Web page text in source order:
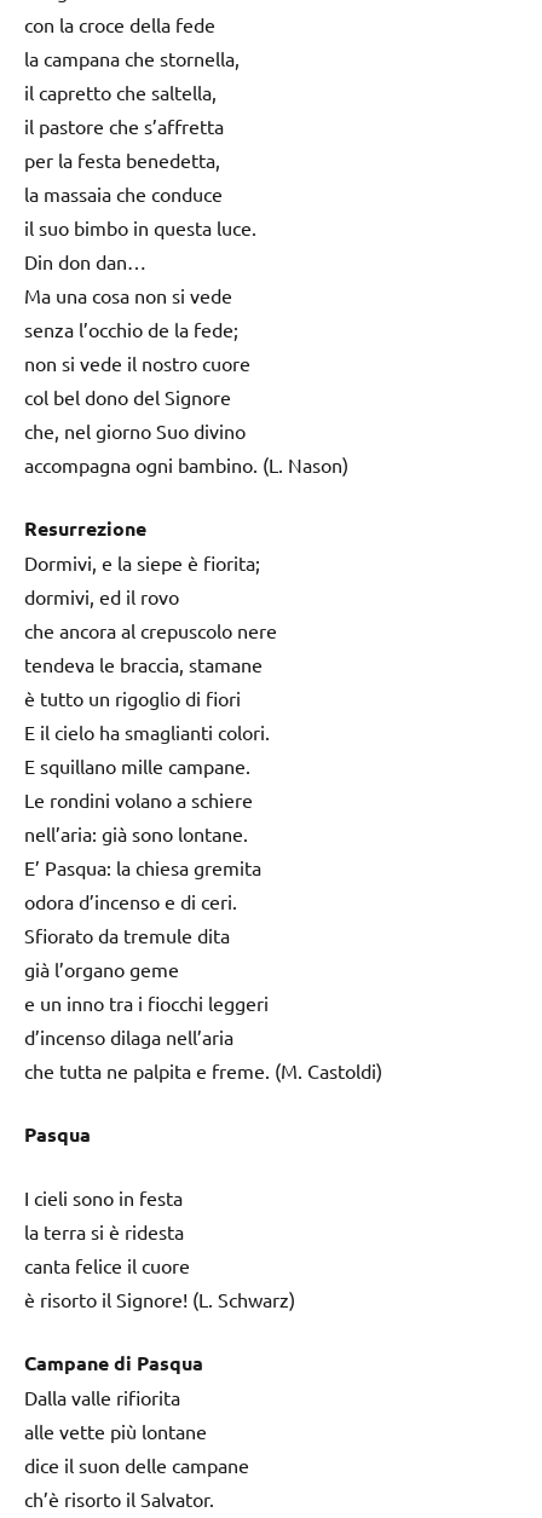
con la croce della fede
la campana che stornella,
il capretto che saltella,
il pastore che s’affretta
per la festa benedetta,
la massaia che conduce
il suo bimbo in questa luce.
Din don dan…
Ma una cosa non si vede
senza l’occhio de la fede;
non si vede il nostro cuore
col bel dono del Signore
che, nel giorno Suo divino
accompagna ogni bambino. (L. Nason)
Resurrezione
Dormivi, e la siepe è fiorita;
dormivi, ed il rovo
che ancora al crepuscolo nere
tendeva le braccia, stamane
è tutto un rigoglio di fiori
E il cielo ha smaglianti colori.
E squillano mille campane.
Le rondini volano a schiere
nell’aria: già sono lontane.
E’ Pasqua: la chiesa gremita
odora d’incenso e di ceri.
Sfiorato da tremule dita
già l’organo geme
e un inno tra i fiocchi leggeri
d’incenso dilaga nell’aria
che tutta ne palpita e freme. (M. Castoldi)
Pasqua
I cieli sono in festa
la terra si è ridesta
canta felice il cuore
è risorto il Signore! (L. Schwarz)
Campane di Pasqua
Dalla valle rifiorita
alle vette più lontane
dice il suon delle campane
ch’è risorto il Salvator.